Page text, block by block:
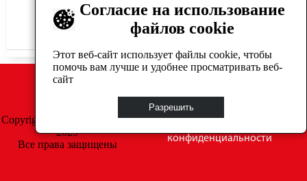
Нет в наличии
Согласие на использование
файлов cookie
Этот веб-сайт использует файлы cookie, чтобы
помочь вам лучше и удобнее просматривать веб-
сайт
Разрешить
Copyright © GrosAuto 2019 -
2025
Все права защищены
конфиденциальности